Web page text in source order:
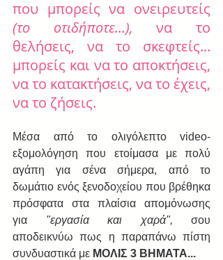
(το οτιδήποτε...), να το
θελήσεις, να το σκεφτείς...
μπορείς και να το αποκτήσεις,
να το κατακτήσεις, να το έχεις,
να το ζήσεις.
Μέσα από το ολιγόλεπτο video-
εξομολόγηση που ετοίμασα με πολύ
αγάπη για σένα σήμερα, από το
δωμάτιο ενός ξενοδοχείου που βρέθηκα
πρόσφατα στα πλαίσια απομόνωσης
για "εργασία και χαρά", σου
αποδεικνύω πως η παραπάνω πίστη
συνδυαστικά με ΜΟΛΙΣ 3 ΒΗΜΑΤΑ...